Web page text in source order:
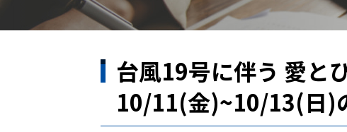
台風19号に伴う 愛と
10/11(金)~10/13(日)